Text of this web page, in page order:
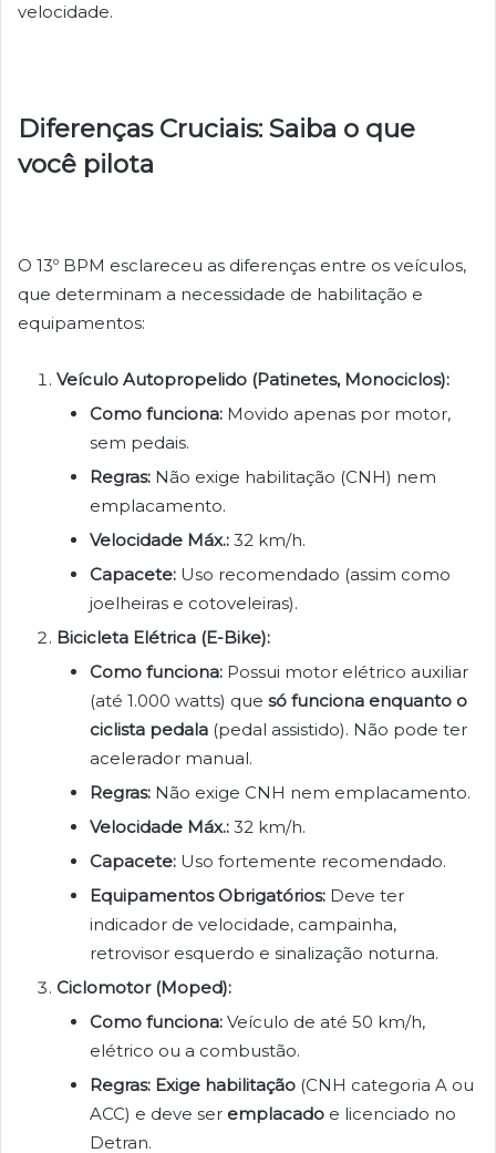
velocidade.
Diferenças Cruciais: Saiba o que
você pilota
O 13º BPM esclareceu as diferenças entre os veículos,
que determinam a necessidade de habilitação e
equipamentos:
Veículo Autopropelido (Patinetes, Monociclos):
Como funciona: Movido apenas por motor,
sem pedais.
Regras: Não exige habilitação (CNH) nem
emplacamento.
Velocidade Máx.: 32 km/h.
Capacete: Uso recomendado (assim como
joelheiras e cotoveleiras).
Bicicleta Elétrica (E-Bike):
Como funciona: Possui motor elétrico auxiliar
(até 1.000 watts) que só funciona enquanto o
ciclista pedala (pedal assistido). Não pode ter
acelerador manual.
Regras: Não exige CNH nem emplacamento.
Velocidade Máx.: 32 km/h.
Capacete: Uso fortemente recomendado.
Equipamentos Obrigatórios: Deve ter
indicador de velocidade, campainha,
retrovisor esquerdo e sinalização noturna.
Ciclomotor (Moped):
Como funciona: Veículo de até 50 km/h,
elétrico ou a combustão.
Regras: Exige habilitação (CNH categoria A ou
ACC) e deve ser emplacado e licenciado no
Detran.